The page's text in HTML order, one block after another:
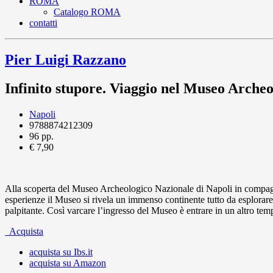
Catalogo ROMA
contatti
Pier Luigi Razzano
Infinito stupore. Viaggio nel Museo
Napoli
9788874212309
96 pp.
€ 7,90
Alla scoperta del Museo Archeologico Nazionale di Napoli in
esperienze il Museo si rivela un immenso continente tutto da
palpitante. Così varcare l’ingresso del Museo è entrare in un altro
Acquista
acquista su Ibs.it
acquista su Amazon